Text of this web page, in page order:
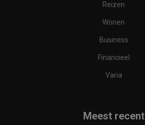
Reizen
Wonen
Business
Financieel
Varia
Meest recent